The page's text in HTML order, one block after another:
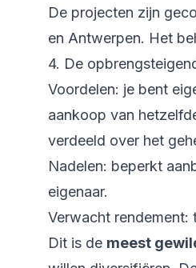
De projecten zijn
en Antwerpen. Het
4. De
Voordelen: je bent
aankoop van
verdeeld over het
Nadelen: beperkt
eigenaar.
Verwacht rendement:
Dit is de meest